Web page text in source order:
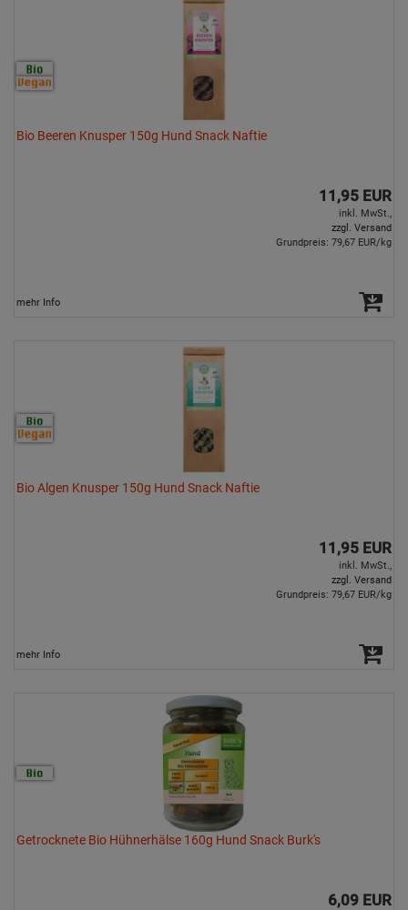
Bio Beeren Knusper 150g Hund Snack Naftie
11,95 EUR
inkl. MwSt.,
zzgl. Versand
Grundpreis: 79,67 EUR/kg
mehr Info
Bio Algen Knusper 150g Hund Snack Naftie
11,95 EUR
inkl. MwSt.,
zzgl. Versand
Grundpreis: 79,67 EUR/kg
mehr Info
Getrocknete Bio Hühnerhälse 160g Hund Snack Burk's
6,09 EUR